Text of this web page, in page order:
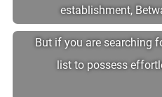
establishment,
But if you are searching
list to possess